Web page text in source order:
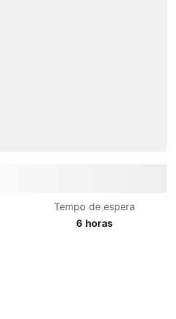
Tempo de espera
6 horas